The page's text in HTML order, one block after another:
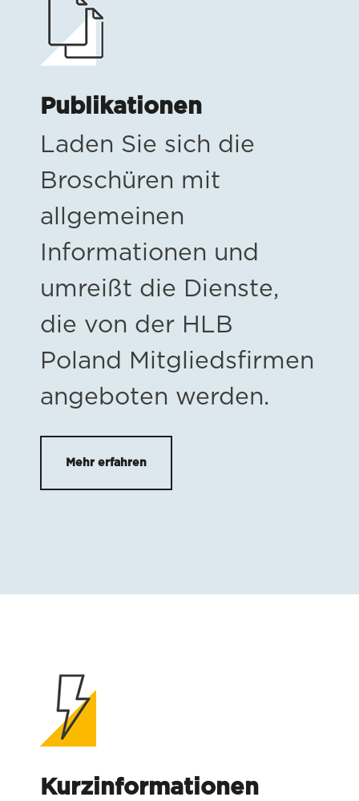
Publikationen
Laden Sie sich die
Broschüren mit
allgemeinen
Informationen und
umreißt die Dienste,
die von der HLB
Poland Mitgliedsfirmen
angeboten werden.
Mehr erfahren
Kurzinformationen